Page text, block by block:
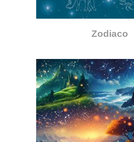
Zodiaco